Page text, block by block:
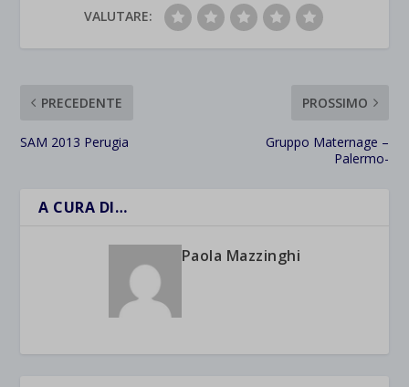
VALUTARE:
PRECEDENTE
SAM 2013 Perugia
PROSSIMO
Gruppo Maternage –
Palermo-
A CURA DI…
Paola Mazzinghi